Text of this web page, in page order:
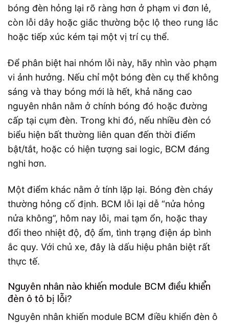
bóng đèn hỏng lại rõ ràng hơn ở phạm vi đơn lẻ,
còn lỗi dây hoặc giắc thường bộc lộ theo rung lắc
hoặc tiếp xúc kém tại một vị trí cụ thể.
Để phân biệt hai nhóm lỗi này, hãy nhìn vào phạm
vi ảnh hưởng. Nếu chỉ một bóng đèn cụ thể không
sáng và thay bóng mới là hết, khả năng cao
nguyên nhân nằm ở chính bóng đó hoặc đường
cấp tại cụm đèn. Trong khi đó, nếu nhiều đèn có
biểu hiện bất thường liên quan đến thời điểm
bật/tắt, hoặc có hiện tượng sai logic, BCM đáng
nghi hơn.
Một điểm khác nằm ở tính lặp lại. Bóng đèn cháy
thường hỏng cố định. BCM lỗi lại dễ “nửa hỏng
nửa không”, hôm nay lỗi, mai tạm ổn, hoặc thay
đổi theo nhiệt độ, độ ẩm, tình trạng điện áp bình
ắc quy. Với chủ xe, đây là dấu hiệu phân biệt rất
thực tế.
Nguyên nhân nào khiến module BCM điều khiển
đèn ô tô bị lỗi?
Nguyên nhân khiến module BCM điều khiển đèn ô